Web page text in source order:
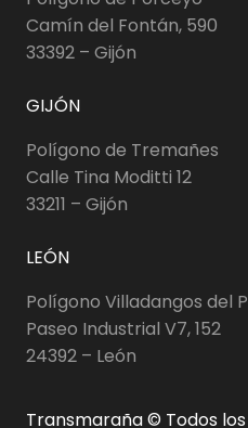
Camín del Fontán, 590
33392 – Gijón
GIJÓN
Polígono de Tremañes
Calle Tina Moditti 12
33211 – Gijón
LEÓN
Polígono Villadangos del
Paseo Industrial V7, 152
24392 – León
Transmaraña © Todos